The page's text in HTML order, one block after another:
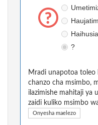
?
Mradi unapotoa toleo
chanzo cha msimbo,
ilazimishe mahitaji ya
zaidi kuliko msimbo
Onyesha maelezo